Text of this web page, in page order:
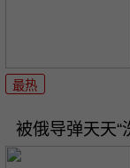
最热
被俄导弹天天“